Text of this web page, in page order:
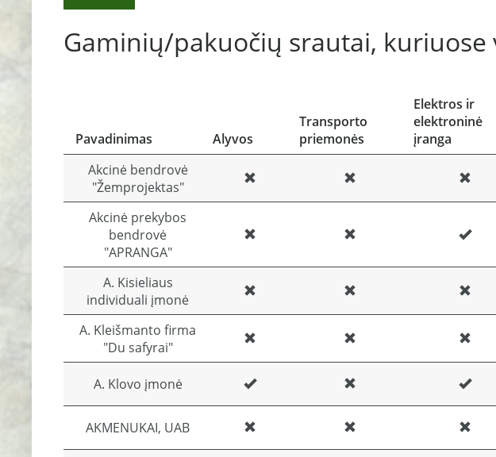
Gaminių/pakuočių srautai, kuriuose
Pavadinimas Alyvos
Transporto
priemonės
Elektros ir
elektroninė
įranga
Akcinė bendrovė
"Žemprojektas"
Akcinė prekybos
bendrovė
"APRANGA"
A. Kisieliaus
individuali įmonė
A. Kleišmanto firma
"Du safyrai"
A. Klovo įmonė
AKMENUKAI, UAB